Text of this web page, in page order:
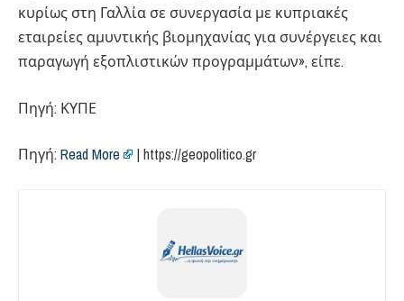
κυρίως στη Γαλλία σε συνεργασία με κυπριακές
εταιρείες αμυντικής βιομηχανίας για συνέργειες και
παραγωγή εξοπλιστικών προγραμμάτων», είπε.
Πηγή: ΚΥΠΕ
Πηγή: Read More | https://geopolitico.gr